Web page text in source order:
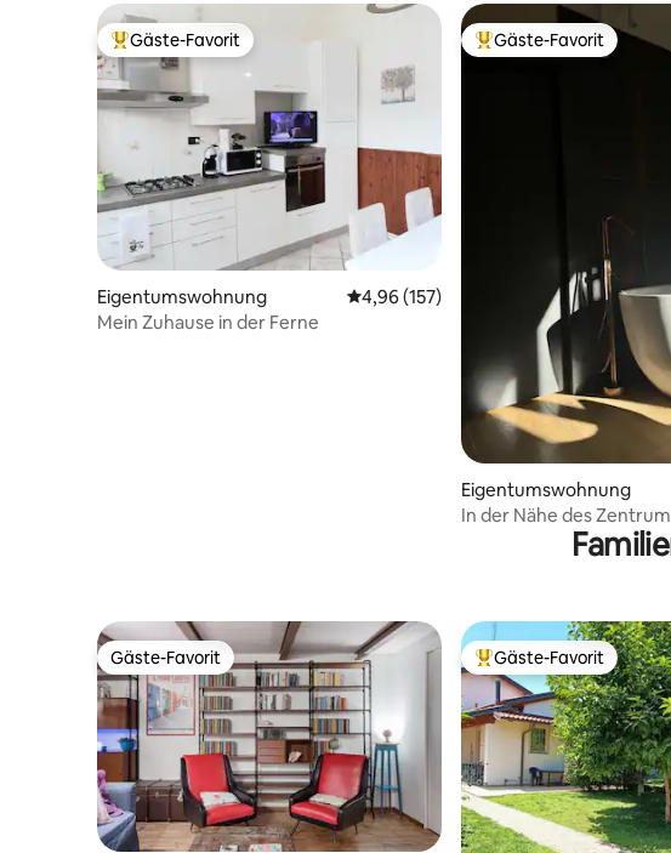
Beliebter Gäste-Favorit.
Gäste-Favorit
Eigentumswohnung Durchschnittliche Bewertung: 4,96
4,96 (157)
Mein Zuhause in der Ferne
Beliebter Gäste-Favorit.
Gäste-Favorit
Eigentumswohnung
In der Nähe des
Polytechnischen
Gäste-Favorit
Gäste-Favorit Beliebter Gäste-Favorit.
Gäste-Favorit